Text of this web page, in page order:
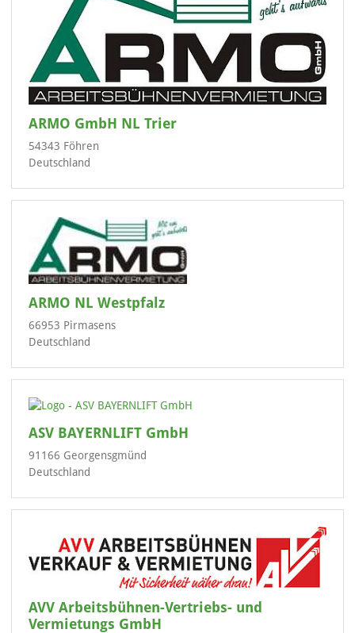
ARMO GmbH NL Trier
54343 Föhren
Deutschland
ARMO NL Westpfalz
66953 Pirmasens
Deutschland
ASV BAYERNLIFT GmbH
91166 Georgensgmünd
Deutschland
AVV Arbeitsbühnen-Vertriebs- und
Vermietungs GmbH